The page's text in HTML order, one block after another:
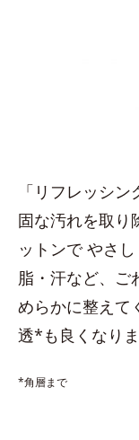
「リフレッシ
固な汚れを取り
ットンで やさ
脂・汗など、ご
めらかに整えて
透*も良くなりま
*角層まで